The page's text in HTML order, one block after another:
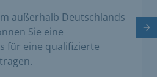
außerhalb Deutschlands
Sie eine
für eine qualifizierte